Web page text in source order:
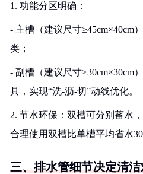
1. 功能分区明确：
- 主槽（建议尺寸≥45cm×40cm
类；
- 副槽（建议尺寸≥30cm×30cm
具，实现“洗-沥-切”动线优化。
2. 节水环保：双槽可分别蓄水
合理使用双槽比单槽平均省水
三、排水管细节决定清